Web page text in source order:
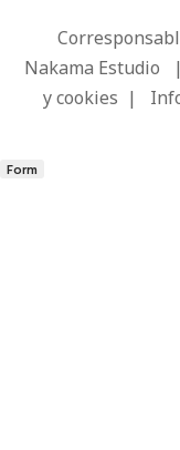
Nakama Estudio
y cookies |
Form